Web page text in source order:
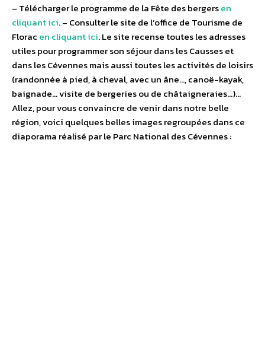
– Télécharger le programme de la Fête des bergersen
cliquant ici. – Consulter le site de l’office de Tourisme de
Florac en cliquant ici. Le site recense toutes les adresses
utiles pour programmer son séjour dans les Causses et
dans les Cévennes mais aussi toutes les activités de loisirs
(randonnée à pied, à cheval, avec un âne…, canoë-kayak,
baignade… visite de bergeries ou de châtaigneraies…)…
Allez, pour vous convaincre de venir dans notre belle
région, voici quelques belles images regroupées dans ce
diaporama réalisé par le Parc National des Cévennes :